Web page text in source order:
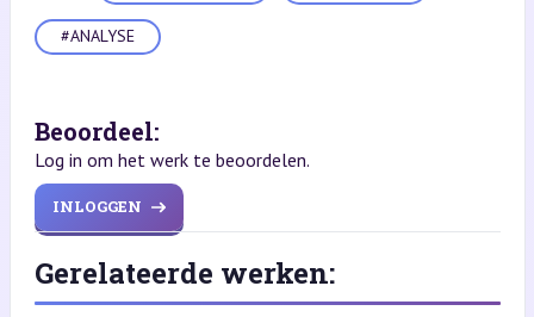
#ANALYSE
Beoordeel:
Log in om het werk te beoordelen.
INLOGGEN
Gerelateerde werken: